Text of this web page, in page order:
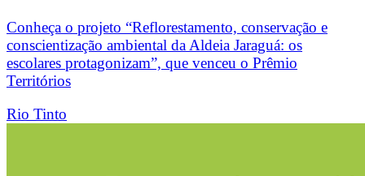
Conheça o projeto “Reflorestamento, conservação e
conscientização ambiental da Aldeia Jaraguá: os
escolares protagonizam”, que venceu o Prêmio
Territórios
Rio Tinto